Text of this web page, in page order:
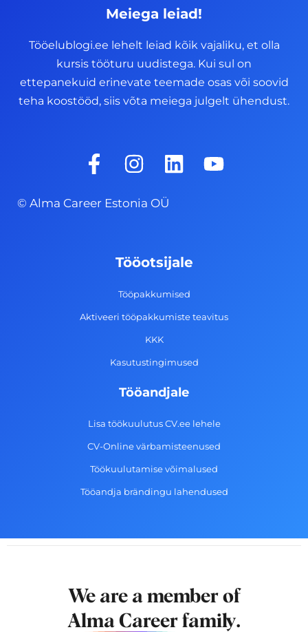
Meiega leiad!
Tööelublogi.ee lehelt leiad kõik vajaliku, et olla
kursis tööturu uudistega. Kui sul on
ettepanekuid erinevate teemade osas või soovid
teha koostööd, siis võta meiega julgelt ühendust.
F
a
e
-
I
n
s
t
g
r
a
m
L
i
d
i
n
Y
o
© Alma Career Estonia OÜ
Tööotsijale
Tööpakkumised
Aktiveeri tööpakkumiste teavitus
KKK
Kasutustingimused
Tööandjale
Lisa töökuulutus CV.ee lehele
CV-Online värbamisteenused
Töökuulutamise võimalused
Tööandja brändingu lahendused
We are a member of
Alma Career family.